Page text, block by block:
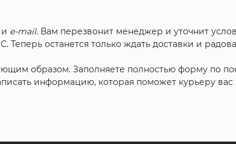
e-mail. Вам перезвонит менеджер и уточнит
останется только ждать доставки и
образом. Заполняете полностью форму по
информацию, которая поможет курьеру